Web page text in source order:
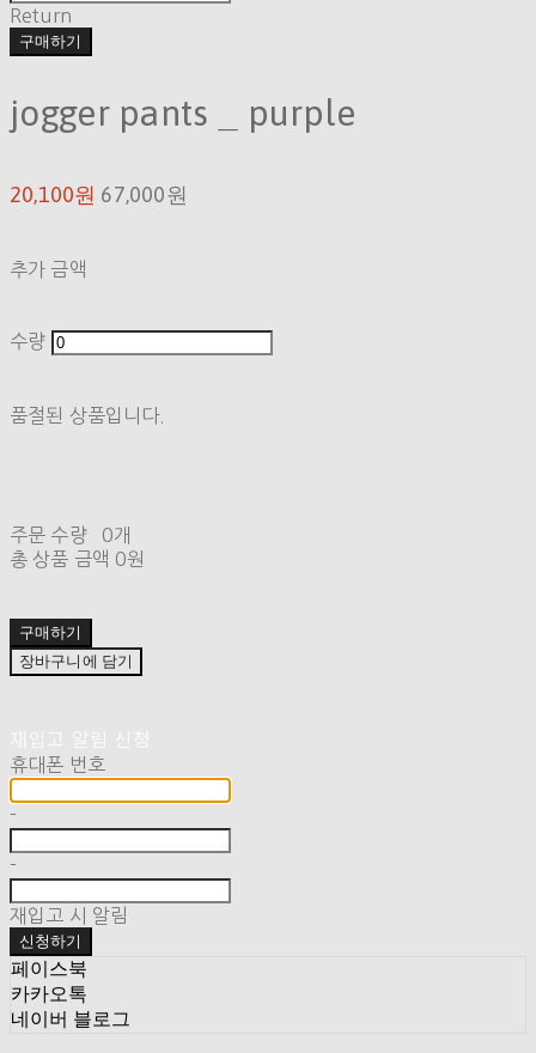
Return
구매하기
jogger pants _ purple
20,100원 67,000원
추가 금액
수량
품절된 상품입니다.
주문 수량
0개
총 상품 금액 0원
구매하기
장바구니에 담기
휴대폰 번호
-
-
재입고 시 알림
신청하기
페이스북
카카오톡
네이버 블로그